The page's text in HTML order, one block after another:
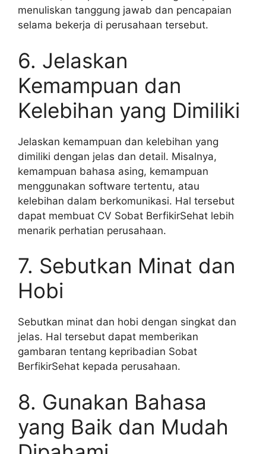
menuliskan tanggung jawab dan pencapaian
selama bekerja di perusahaan tersebut.
6. Jelaskan
Kemampuan dan
Kelebihan yang Dimiliki
Jelaskan kemampuan dan kelebihan yang
dimiliki dengan jelas dan detail. Misalnya,
kemampuan bahasa asing, kemampuan
menggunakan software tertentu, atau
kelebihan dalam berkomunikasi. Hal tersebut
dapat membuat CV Sobat BerfikirSehat lebih
menarik perhatian perusahaan.
7. Sebutkan Minat dan
Hobi
Sebutkan minat dan hobi dengan singkat dan
jelas. Hal tersebut dapat memberikan
gambaran tentang kepribadian Sobat
BerfikirSehat kepada perusahaan.
8. Gunakan Bahasa
yang Baik dan Mudah